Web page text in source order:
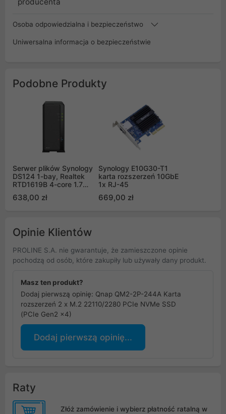
Osoba odpowiedzialna i bezpieczeństwo
Uniwersalna informacja o bezpieczeństwie
Podobne Produkty
Serwer plików Synology
DS124 1-bay, Realtek
RTD1619B 4-core 1.7
1xGbE LAN, 2xUSB
638,00 zł
Synology E10G30-T1
karta rozszerzeń 10GbE
1x RJ-45
669,00 zł
Opinie Klientów
PROLINE S.A. nie gwarantuje, że zamieszczone opinie
pochodzą od osób, które zakupiły lub używały dany produkt.
Masz ten produkt?
Dodaj pierwszą opinię: Qnap QM2-2P-244A Karta
rozszerzeń 2 x M.2 22110/2280 PCIe NVMe SSD
(PCIe Gen2 x4)
Dodaj pierwszą opinię...
Raty
Złóż zamówienie i wybierz płatność ratalną w